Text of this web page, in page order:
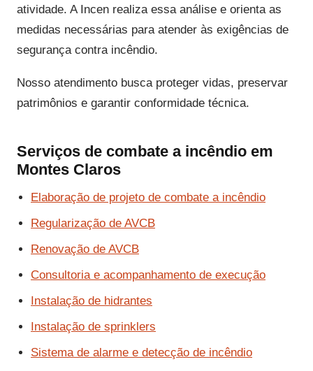
atividade. A Incen realiza essa análise e orienta as
medidas necessárias para atender às exigências de
segurança contra incêndio.
Nosso atendimento busca proteger vidas, preservar
patrimônios e garantir conformidade técnica.
Serviços de combate a incêndio em
Montes Claros
Elaboração de projeto de combate a incêndio
Regularização de AVCB
Renovação de AVCB
Consultoria e acompanhamento de execução
Instalação de hidrantes
Instalação de sprinklers
Sistema de alarme e detecção de incêndio